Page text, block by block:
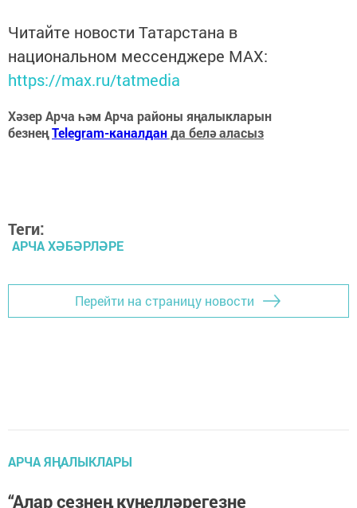
Читайте новости Татарстана в
национальном мессенджере MАХ:
https://max.ru/tatmedia
Хәзер Арча һәм Арча районы яңалыкларын
безнеңTelegram-каналданда белә аласыз
Теги:
АРЧА ХӘБӘРЛӘРЕ
Перейти на страницу новости
АРЧА ЯҢАЛЫКЛАРЫ
“Алар сезнең күңелләрегезне